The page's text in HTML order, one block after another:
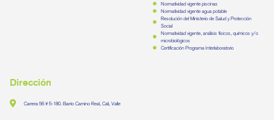
Normatividad vigente piscinas
Normatividad vigente agua potable
Resolución del Ministerio de Salud y Protección
Social
Normatividad vigente, análisis físicos, químicos y/o
microbiológicos
Certificación Programa Interlaboratorio
Dirección
Carrera 56 # 5-180. Barrio Camino Real, Cali, Valle